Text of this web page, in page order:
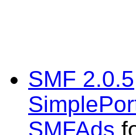
SMF 2.0.5
SMFAds